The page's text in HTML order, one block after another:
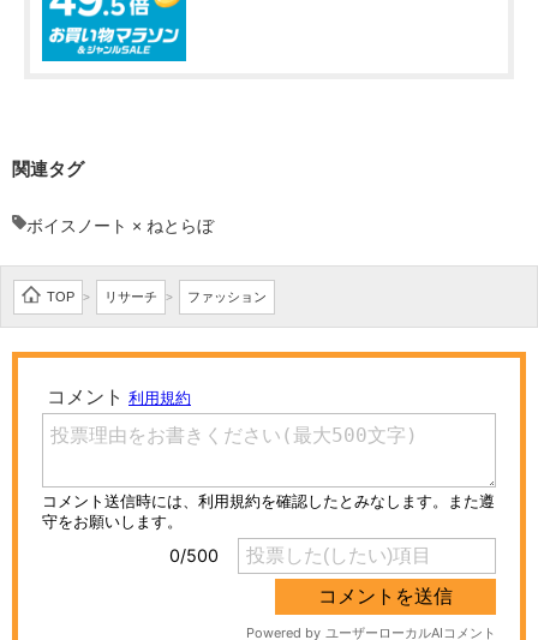
関連タグ
ボイスノート × ねとらぼ
TOP > リサーチ > ファッション